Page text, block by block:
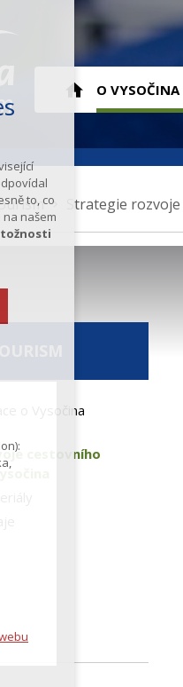
HlavníO
Strategie
o Vysočina
cestovního
to, co
našem